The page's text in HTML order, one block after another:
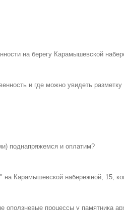
на берегу Карамышевской
и где можно увидеть разметку
поднапряжемся и оплатим?
на Карамышевской набережной, 15,
оползневые процессы у